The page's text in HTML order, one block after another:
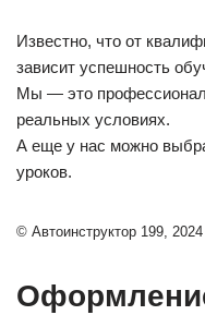
Известно, что от
зависит успешность
Мы — это
реальных условиях.
А еще у нас можно
уроков.
© Автоинструктор 199, 2024